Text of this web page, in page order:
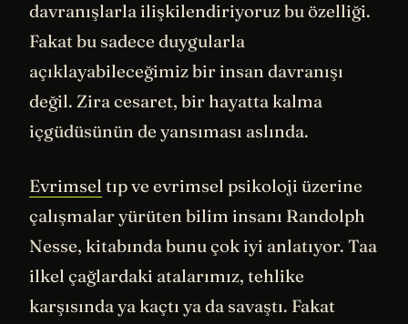
davranışlarla ilişkilendiriyoruz bu özelliği.
Fakat bu sadece duygularla
açıklayabileceğimiz bir insan davranışı
değil. Zira cesaret, bir hayatta kalma
içgüdüsünün de yansıması aslında.
Evrimsel tıp ve evrimsel psikoloji üzerine
çalışmalar yürüten bilim insanı Randolph
Nesse, kitabında bunu çok iyi anlatıyor. Taa
ilkel çağlardaki atalarımız, tehlike
karşısında ya kaçtı ya da savaştı. Fakat